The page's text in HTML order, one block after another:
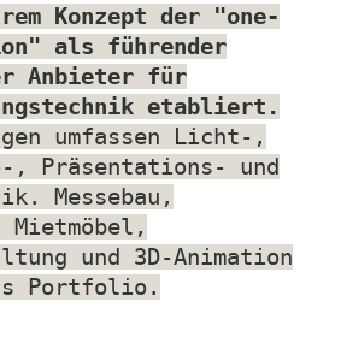
Konzept der "one-
als führender
Anbieter für
etabliert.
umfassen Licht-,
, Präsentations- und
Messebau,
und 3D-Animation
Portfolio.